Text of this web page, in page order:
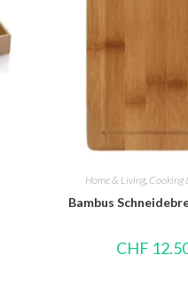
Home & Living, Cooking
Bambus
CHF